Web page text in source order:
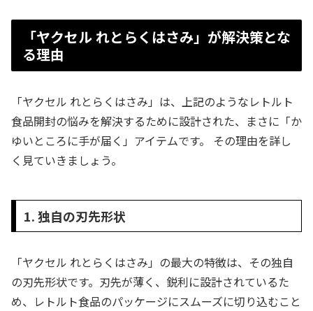
「ヤクセル れとらくはさみ」が解決策とな
る理由
「ヤクセル れとらくはさみ」は、上記のようなレトルト
食品開封の悩みを解決するために設計された、まさに「か
ゆいところに手が届く」アイテムです。 その理由を詳し
く見ていきましょう。
1. 独自の刃先形状
「ヤクセル れとらくはさみ」の最大の特徴は、その独自
の刃先形状です。刃先が薄く、鋭利に設計されているた
め、レトルト食品のパッケージにスムーズに切り込むこと